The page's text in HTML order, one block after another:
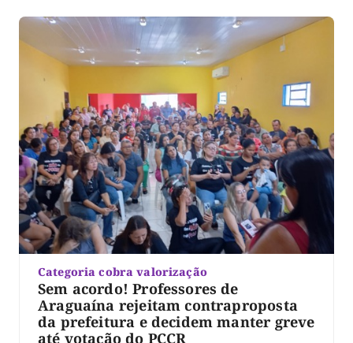
exercício os deputados federais Vicentinho Júnior,
Tiago Dimas e […]
Categoria cobra valorização
Sem acordo! Professores de
Araguaína rejeitam contraproposta
da prefeitura e decidem manter greve
até votação do PCCR